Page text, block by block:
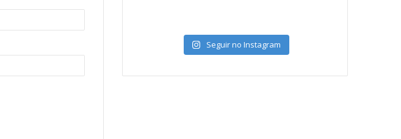
Seguir no Instagram